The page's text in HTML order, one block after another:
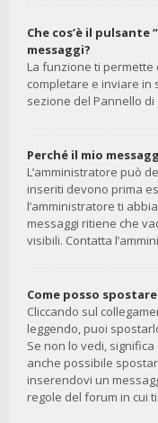
Che cos’è il pulsante
messaggi?
La funzione ti permette
completare e inviare in
sezione del Pannello di
Perché il mio
L’amministratore può
inseriti devono prima
l’amministratore ti
messaggi ritiene che
visibili. Contatta
Come posso
Cliccando sul
leggendo, puoi
Se non lo vedi,
anche possibile
inserendovi un
regole del forum in cui